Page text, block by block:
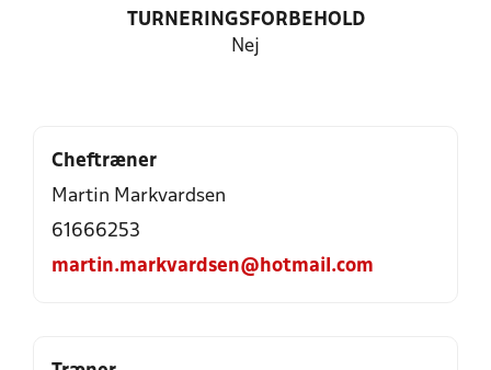
TURNERINGSFORBEHOLD
Nej
Cheftræner
Martin Markvardsen
61666253
martin.markvardsen@hotmail.com